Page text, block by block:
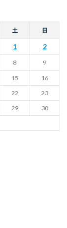
土 日
1
2
8 9
15
16
22
23
29
30